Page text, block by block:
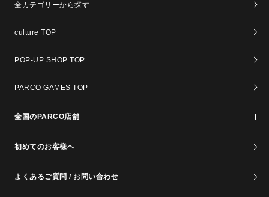
全カテゴリーから探す
culture TOP
POP-UP SHOP TOP
PARCO GAMES TOP
全国のPARCO店舗
初めてのお客様へ
よくあるご質問 / お問い合わせ